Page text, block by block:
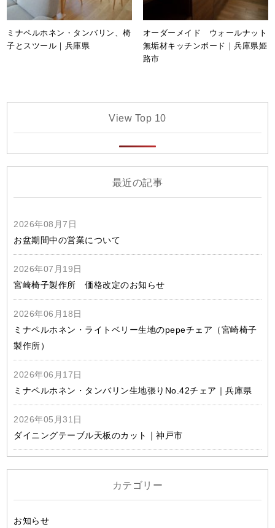
ミナペルホネン・タンバリン、椅
子とスツール｜兵庫県
オーダーメイド ウォールナット
無垢材キッチンボード｜兵庫県姫
路市
View Top 10
最近の記事
2026年08月7日
お盆期間中の営業について
2026年07月19日
宮崎椅子製作所 価格改定のお知らせ
2026年06月18日
ミナペルホネン・ライトベリー生地のpepeチェア（宮崎椅子
製作所）
2026年06月17日
ミナペルホネン・タンバリン生地張りNo.42チェア｜兵庫県
2026年05月31日
ダイニングテーブル天板のカット｜神戸市
カテゴリー
お知らせ